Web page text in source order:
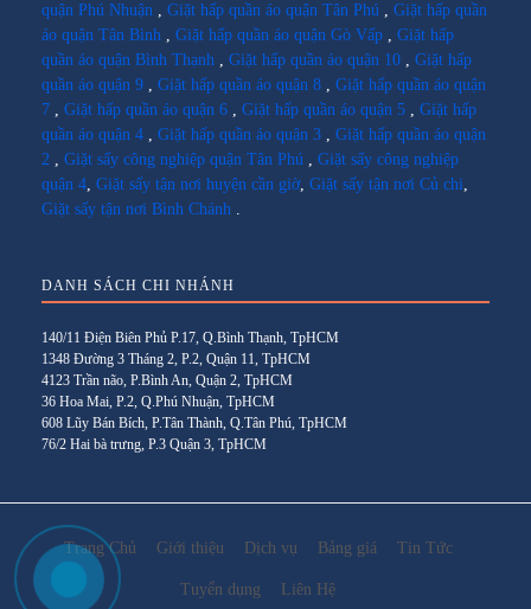
quận Phú Nhuận , Giặt hấp quần áo quận Tân Phú , Giặt hấp quần
áo quận Tân Bình , Giặt hấp quần áo quận Gò Vấp , Giặt hấp
quần áo quận Bình Thạnh , Giặt hấp quần áo quận 10 , Giặt hấp
quần áo quận 9 , Giặt hấp quần áo quận 8 , Giặt hấp quần áo quận
7 , Giặt hấp quần áo quận 6 , Giặt hấp quần áo quận 5 , Giặt hấp
quần áo quận 4 , Giặt hấp quần áo quận 3 , Giặt hấp quần áo quận
2 , Giặt sấy công nghiệp quận Tân Phú , Giặt sấy công nghiệp
quận 4, Giặt sấy tận nơi huyện cần giờ, Giặt sấy tận nơi Củ chi,
Giặt sấy tận nơi Bình Chánh .
DANH SÁCH CHI NHÁNH
140/11 Điện Biên Phủ P.17, Q.Bình Thạnh, TpHCM
1348 Đường 3 Tháng 2, P.2, Quận 11, TpHCM
4123 Trần não, P.Bình An, Quận 2, TpHCM
36 Hoa Mai, P.2, Q.Phú Nhuận, TpHCM
608 Lũy Bán Bích, P.Tân Thành, Q.Tân Phú, TpHCM
76/2 Hai bà trưng, P.3 Quận 3, TpHCM
Trang Chủ Giới thiệu Dịch vụ Bảng giá Tin Tức
Tuyển dụng Liên Hệ